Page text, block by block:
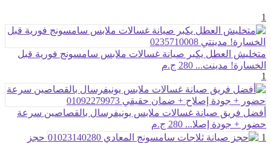
1
متخليش العطل يكبر صيانة غسالات ملابس سامسونج فورية قبل
الخسارة! مدينت... 280 ج.م
1
أفضل فريق صيانة غسالات ملابس يونيفرسال بالقصاصين سرعة
حضور + جودة إصلا... 280 ج.م
1
حجز